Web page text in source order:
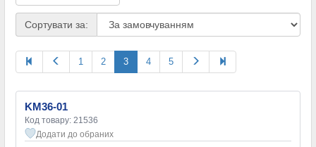
Сортувати за:
1 2 3 4 5
KM36-01
Код товару: 21536
Додати до обраних